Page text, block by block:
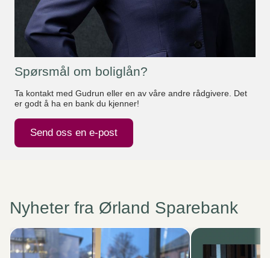
Spørsmål om boliglån?
Ta kontakt med Gudrun eller en av våre andre rådgivere. Det
er godt å ha en bank du kjenner!
Send oss en e-post
Nyheter fra Ørland Sparebank